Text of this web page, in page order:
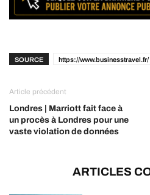
SOURCE https://www.businesstravel.fr/
Article précédent
Londres | Marriott fait face à
un procès à Londres pour une
vaste violation de données
ARTICLES